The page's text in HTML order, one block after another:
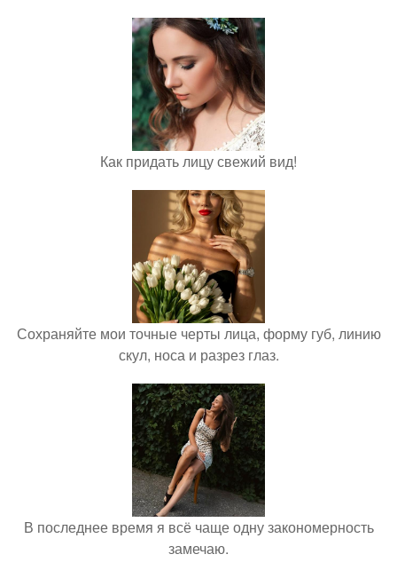
Как придать лицу свежий вид!
Сохраняйте мои точные черты лица, форму губ, линию
скул, носа и разрез глаз.
В последнее время я всё чаще одну закономерность
замечаю.